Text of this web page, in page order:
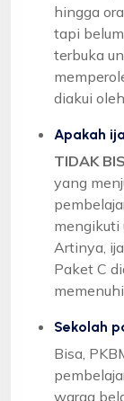
hingga
tapi
terbuka
diakui
Apakah
TIDAK
yang
mengikuti
Artinya,
Paket C
Sekolah
Bisa,
warga